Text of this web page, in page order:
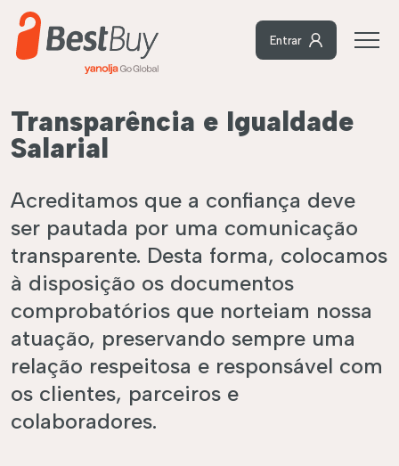
Entrar
Transparência e Igualdade
Salarial
Acreditamos que a confiança deve
ser pautada por uma comunicação
transparente. Desta forma, colocamos
à disposição os documentos
comprobatórios que norteiam nossa
atuação, preservando sempre uma
relação respeitosa e responsável com
os clientes, parceiros e
colaboradores.